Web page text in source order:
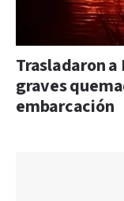
Trasladaron
graves
embarcación